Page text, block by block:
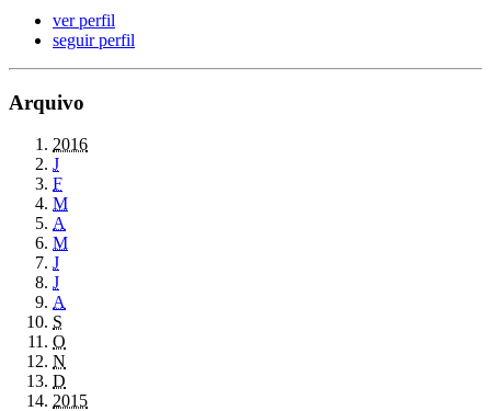
ver perfil
seguir perfil
Arquivo
2016
J
F
M
A
M
J
J
A
S
O
N
D
2015